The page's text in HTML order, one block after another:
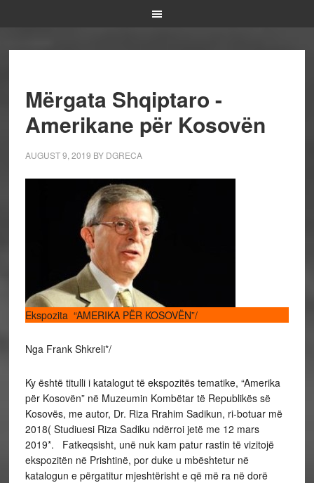
Mërgata Shqiptaro -
Amerikane për Kosovën
AUGUST 9, 2019 BY DGRECA
Ekspozita “AMERIKA PËR KOSOVËN”/
Nga Frank Shkreli*/
Ky është titulli i katalogut të ekspozitës tematike, “Amerika
për Kosovën” në Muzeumin Kombëtar të Republikës së
Kosovës, me autor, Dr. Riza Rrahim Sadikun, ri-botuar më
2018( Studiuesi Riza Sadiku ndërroi jetë me 12 mars
2019*. Fatkeqsisht, unë nuk kam patur rastin të vizitojë
ekspozitën në Prishtinë, por duke u mbështetur në
katalogun e përgatitur mjeshtërisht e që më ra në dorë